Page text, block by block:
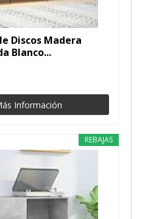
Discos Madera
Blanco...
Información
REBAJAS